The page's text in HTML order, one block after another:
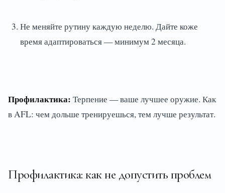
Не меняйте рутину каждую неделю. Дайте коже
время адаптироваться — минимум 2 месяца.
Профилактика: Терпение — ваше лучшее оружие. Как
в AFL: чем дольше тренируешься, тем лучше результат.
Профилактика: как не допустить проблем